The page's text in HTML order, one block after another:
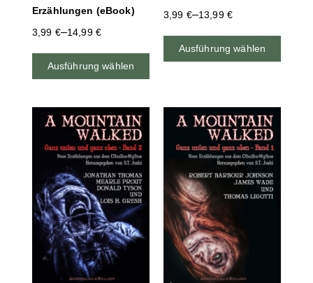
Erzählungen (eBook)
3,99 €–14,99 €
Ausführung wählen
3,99 €–13,99 €
Ausführung wählen